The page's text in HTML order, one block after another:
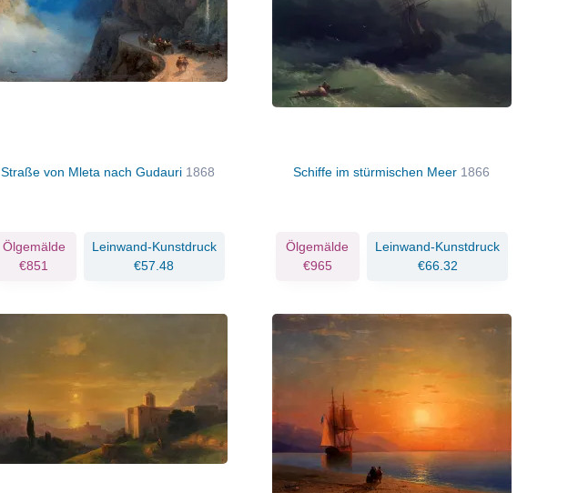
Straße von Mleta nach Gudauri 1868
Ölgemälde
€851
Leinwand-Kunstdruck
€57.48
Schiffe im stürmischen Meer 1866
Ölgemälde
€965
Leinwand-Kunstdruck
€66.32